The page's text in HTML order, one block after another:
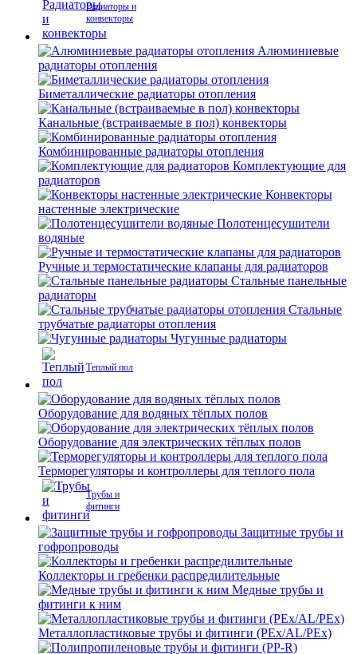
Радиаторы и
конвекторы
Алюминиевые
радиаторы отопления
Биметаллические радиаторы отопления
Канальные (встраиваемые в пол) конвекторы
Комбинированные радиаторы отопления
Комплектующие для
радиаторов
Конвекторы
настенные электрические
Полотенцесушители
водяные
Ручные и термостатические клапаны для радиаторов
Стальные панельные
радиаторы
Стальные
трубчатые радиаторы отопления
Чугунные радиаторы
Теплый пол
Оборудование для водяных тёплых полов
Оборудование для электрических тёплых полов
Терморегуляторы и контроллеры для теплого пола
Трубы и
фитинги
Защитные трубы и
гофропроводы
Коллекторы и гребенки распредилительные
Медные трубы и
фитинги к ним
Металлопластиковые трубы и фитинги (PEx/AL/PEx)